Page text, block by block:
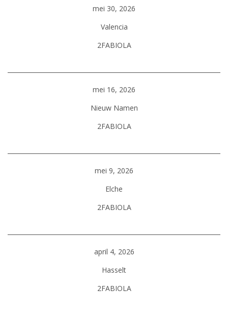
mei 30, 2026
Valencia
2FABIOLA
mei 16, 2026
Nieuw Namen
2FABIOLA
mei 9, 2026
Elche
2FABIOLA
april 4, 2026
Hasselt
2FABIOLA